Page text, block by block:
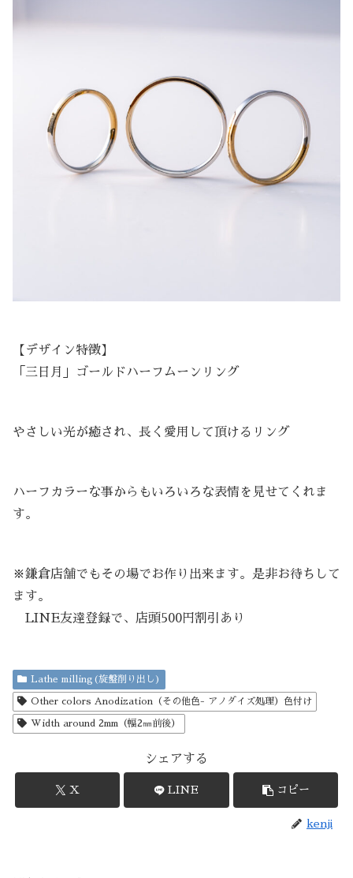
【デザイン特徴】
「三日月」ゴールドハーフムーンリング
やさしい光が癒され、長く愛用して頂けるリング
ハーフカラーな事からもいろいろな表情を見せてくれま
す。
※鎌倉店舗でもその場でお作り出来ます。是非お待ちして
ます。
LINE友達登録で、店頭500円割引あり
Lathe milling(旋盤削り出し)
Other colors Anodization（その他色- アノダイズ処理）色付け
Width around 2mm（幅2㎜前後）
シェアする
X LINE コピー
kenji